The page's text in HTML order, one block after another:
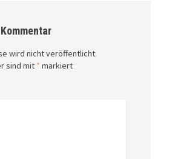
wird nicht veröffentlicht.
sind mit * markiert